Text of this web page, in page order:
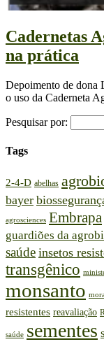
Cadernetas
na prática
Depoimento de dona
o uso da Caderneta
Pesquisar por:
Tags
2-4-D abelhas
bayer
agrosciences Embrapa
guardiões da
saúde insetos
transgênico
monsanto
resistentes reavaliação
saúde sementes